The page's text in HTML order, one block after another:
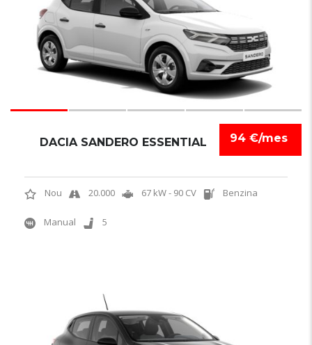
94 €/mes
DACIA SANDERO ESSENTIAL
Nou 20.000 67 kW - 90 CV Benzina
Manual 5